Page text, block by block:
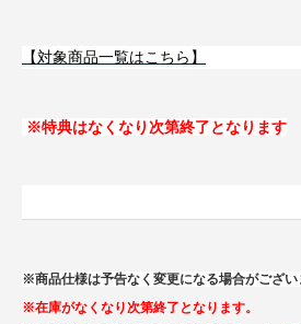
【対象商品一覧はこちら】
※特典はなくなり次第終了となります
※商品仕様は予告なく変更になる場合がござい
※在庫がなくなり次第終了となります。